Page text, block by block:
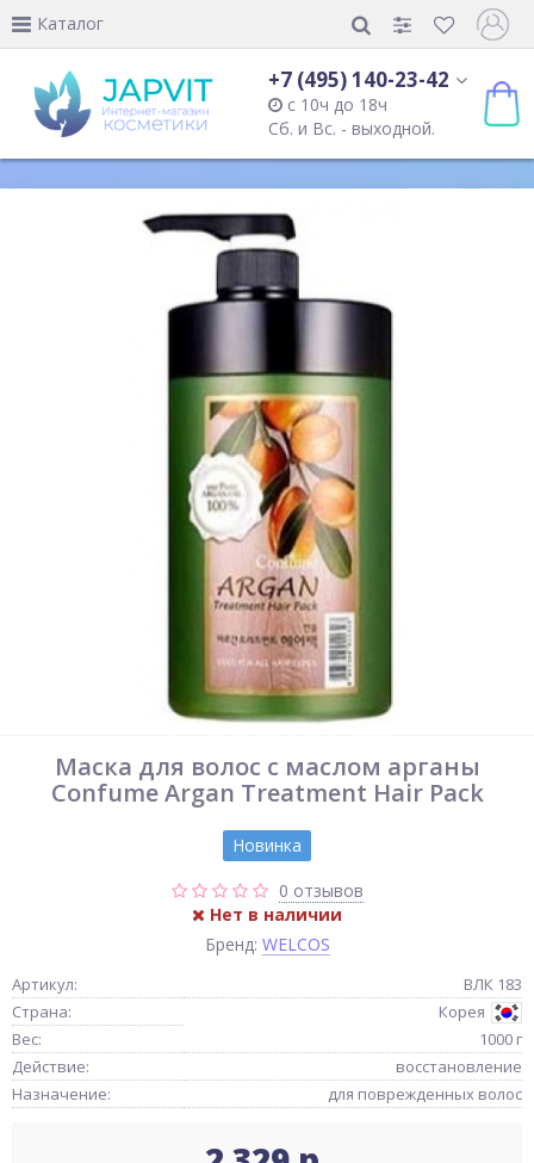
Каталог
+7 (495) 140-23-42
с 10ч до 18ч
Сб. и Вс. - выходной.
Маска для волос с маслом арганы
Confume Argan Treatment Hair Pack
Новинка
0 отзывов
Нет в наличии
Бренд: WELCOS
Артикул:
ВЛК 183
Страна:
Корея
Вес:
1000 г
Действие:
восстановление
Назначение:
для поврежденных волос